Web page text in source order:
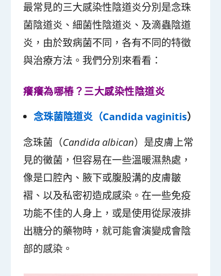
最常見的三大感染性陰道炎分別是念珠
菌陰道炎、細菌性陰道炎、及滴蟲陰道
炎，由於致病菌不同，各有不同的特徵
與治療方法。我們分別來看看：
癢癢為哪樁？三大感染性陰道炎
念珠菌陰道炎（Candida vaginitis）
念珠菌（Candida albican）是皮膚上常
見的黴菌，但容易在一些溫暖濕熱處，
像是口腔內、腋下或腹股溝的皮膚皺
褶、以及私密初造成感染。在一些免疫
功能不佳的人身上，或是使用從尿液排
出糖分的藥物時，就可能會演變成會陰
部的感染。